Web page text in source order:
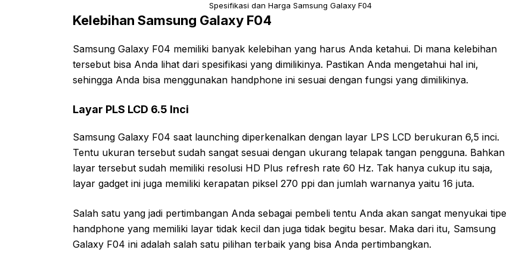
Spesifikasi dan Harga Samsung Galaxy F04
Kelebihan Samsung Galaxy F04
Samsung Galaxy F04 memiliki banyak kelebihan yang harus Anda ketahui. Di mana kelebihan
tersebut bisa Anda lihat dari spesifikasi yang dimilikinya. Pastikan Anda mengetahui hal ini,
sehingga Anda bisa menggunakan handphone ini sesuai dengan fungsi yang dimilikinya.
Layar PLS LCD 6.5 Inci
Samsung Galaxy F04 saat launching diperkenalkan dengan layar LPS LCD berukuran 6,5 inci.
Tentu ukuran tersebut sudah sangat sesuai dengan ukurang telapak tangan pengguna. Bahkan
layar tersebut sudah memiliki resolusi HD Plus refresh rate 60 Hz. Tak hanya cukup itu saja,
layar gadget ini juga memiliki kerapatan piksel 270 ppi dan jumlah warnanya yaitu 16 juta.
Salah satu yang jadi pertimbangan Anda sebagai pembeli tentu Anda akan sangat menyukai tipe
handphone yang memiliki layar tidak kecil dan juga tidak begitu besar. Maka dari itu, Samsung
Galaxy F04 ini adalah salah satu pilihan terbaik yang bisa Anda pertimbangkan.